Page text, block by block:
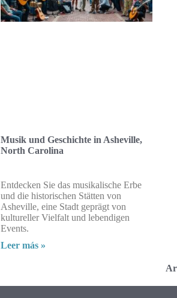
Musik und Geschichte in Asheville,
North Carolina
Entdecken Sie das musikalische Erbe
und die historischen Stätten von
Asheville, eine Stadt geprägt von
kultureller Vielfalt und lebendigen
Events.
Leer más »